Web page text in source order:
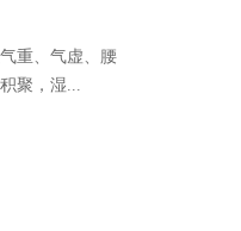
重、气虚、腰
聚，湿...